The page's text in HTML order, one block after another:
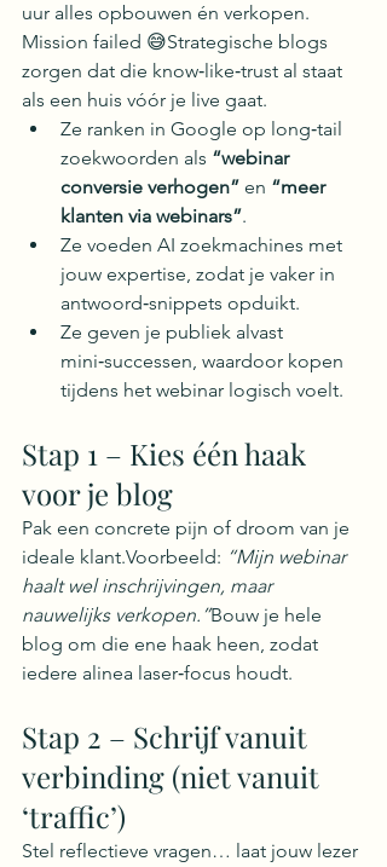
uur alles opbouwen én verkopen.
Mission failed 😅Strategische blogs
zorgen dat die know‑like‑trust al staat
als een huis vóór je live gaat.
Ze ranken in Google op long‑tail
zoekwoorden als “webinar
conversie verhogen” en “meer
klanten via webinars”.
Ze voeden AI zoekmachines met
jouw expertise, zodat je vaker in
antwoord‑snippets opduikt.
Ze geven je publiek alvast
mini‑successen, waardoor kopen
tijdens het webinar logisch voelt.
Stap 1 – Kies één haak
voor je blog
Pak een concrete pijn of droom van je
ideale klant.Voorbeeld: “Mijn webinar
haalt wel inschrijvingen, maar
nauwelijks verkopen.”Bouw je hele
blog om die ene haak heen, zodat
iedere alinea laser‑focus houdt.
Stap 2 – Schrijf vanuit
verbinding (niet vanuit
‘traffic’)
Stel reflectieve vragen… laat jouw lezer